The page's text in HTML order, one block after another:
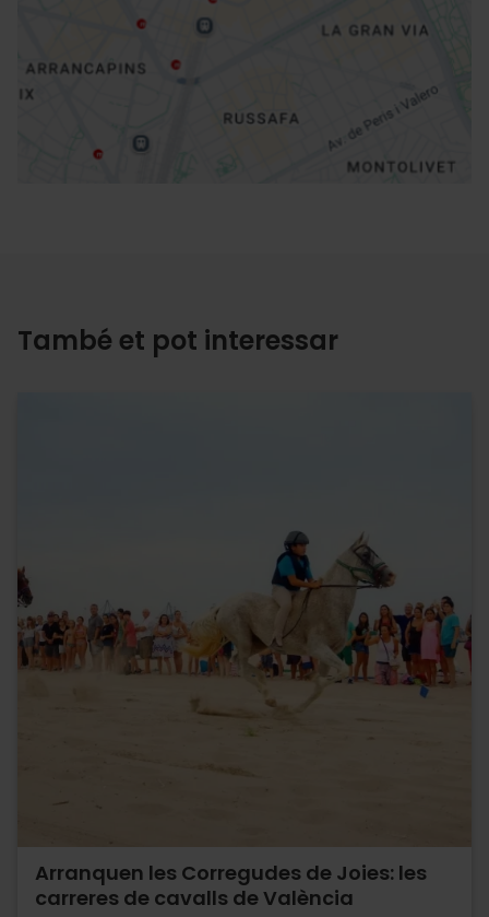
Direccions
També et pot interessar
Arranquen les Corregudes de Joies: les
carreres de cavalls de València